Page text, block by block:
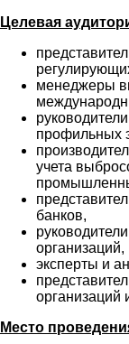
Целевая
менеджеры
профильных
учета
банков,
организаций,
эксперты и
организаций
Место